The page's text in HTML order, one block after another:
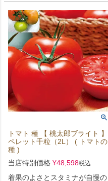
トマト 種 【 桃太郎ブライト 】
ペレット千粒（2L） ( トマトの
種 )
当店特別価格 ¥48,598税込
着果のよさとスタミナが自慢の